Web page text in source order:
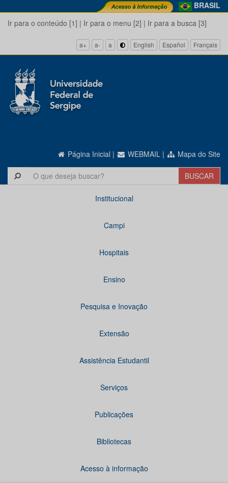
BRASIL
Ir para o conteúdo [1] | Ir para o menu [2] | Ir para a busca [3]
a+ a- a English Español Français
Página Inicial | WEBMAIL | Mapa do Site
Institucional
Campi
Hospitais
Ensino
Pesquisa e Inovação
Extensão
Assistência Estudantil
Serviços
Publicações
Bibliotecas
Acesso à informação